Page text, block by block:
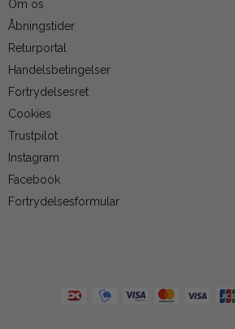
Om os
Åbningstider
Returportal
Handelsbetingelser
Fortrydelsesret
Cookies
Trustpilot
Instagram
Facebook
Fortrydelsesformular